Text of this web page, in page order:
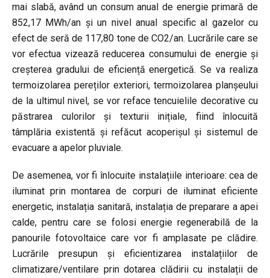
mai slabă, având un consum anual de energie primară de
852,17 MWh/an și un nivel anual specific al gazelor cu
efect de seră de 117,80 tone de CO2/an. Lucrările care se
vor efectua vizează reducerea consumului de energie și
creșterea gradului de eficiență energetică. Se va realiza
termoizolarea pereților exteriori, termoizolarea planșeului
de la ultimul nivel, se vor reface tencuielile decorative cu
păstrarea culorilor și texturii inițiale, fiind înlocuită
tâmplăria existentă și refăcut acoperișul și sistemul de
evacuare a apelor pluviale.
De asemenea, vor fi înlocuite instalațiile interioare: cea de
iluminat prin montarea de corpuri de iluminat eficiente
energetic, instalația sanitară, instalația de preparare a apei
calde, pentru care se folosi energie regenerabilă de la
panourile fotovoltaice care vor fi amplasate pe clădire.
Lucrările presupun și eficientizarea instalațiilor de
climatizare/ventilare prin dotarea clădirii cu instalații de